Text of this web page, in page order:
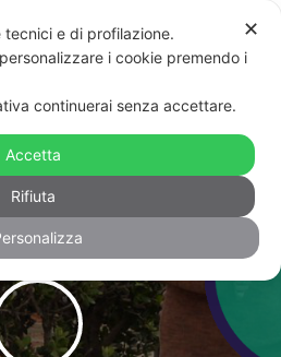
il trailer del film
giro l’omofobia
✕
e di profilazione.
i cookie premendo i
continuerai senza accettare.
Accetta
Rifiuta